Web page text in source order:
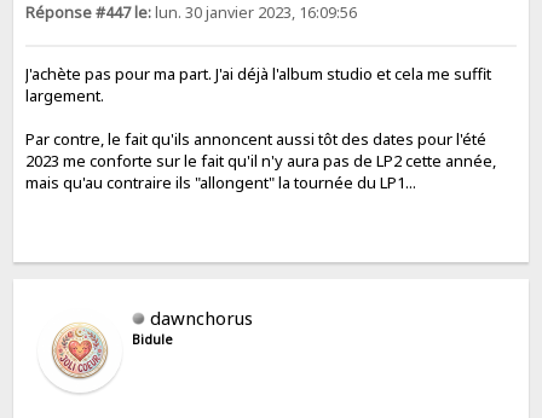
Réponse #447 le:lun. 30 janvier 2023, 16:09:56
J'achète pas pour ma part. J'ai déjà l'album studio et cela me suffit
largement.
Par contre, le fait qu'ils annoncent aussi tôt des dates pour l'été
2023 me conforte sur le fait qu'il n'y aura pas de LP2 cette année,
mais qu'au contraire ils "allongent" la tournée du LP1...
dawnchorus
Bidule